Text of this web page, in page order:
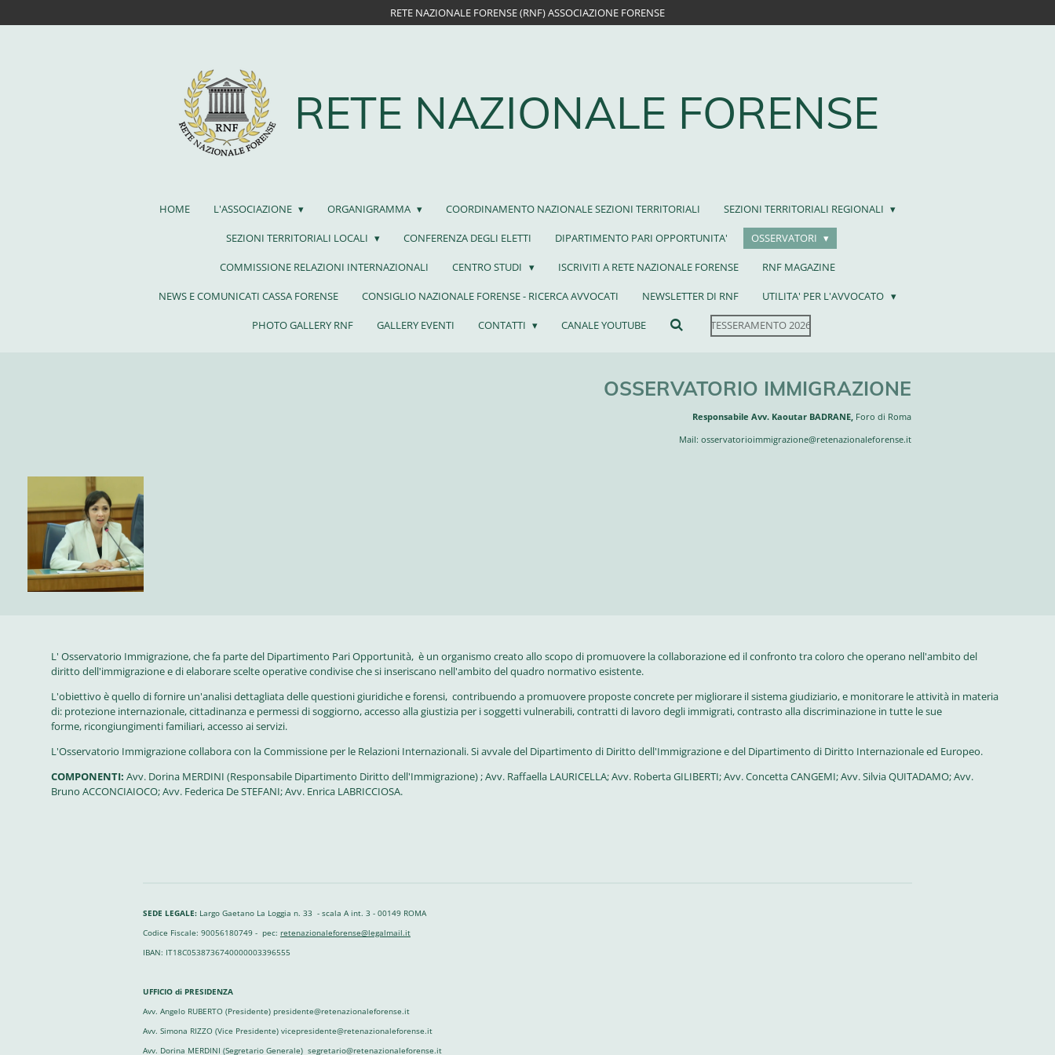
RETE NAZIONALE FORENSE (RNF) ASSOCIAZIONE FORENSE
RETE NAZIONALE FORENSE
HOME L'ASSOCIAZIONE ORGANIGRAMMA COORDINAMENTO NAZIONALE SEZIONI TERRITORIALI SEZIONI TERRITORIALI REGIONALI
SEZIONI TERRITORIALI LOCALI CONFERENZA DEGLI ELETTI DIPARTIMENTO PARI OPPORTUNITA' OSSERVATORI
COMMISSIONE RELAZIONI INTERNAZIONALI CENTRO STUDI ISCRIVITI A RETE NAZIONALE FORENSE RNF MAGAZINE
NEWS E COMUNICATI CASSA FORENSE CONSIGLIO NAZIONALE FORENSE - RICERCA AVVOCATI NEWSLETTER DI RNF UTILITA' PER L'AVVOCATO
PHOTO GALLERY RNF GALLERY EVENTI CONTATTI CANALE YOUTUBE TESSERAMENTO 2026
OSSERVATORIO IMMIGRAZIONE
ResponsabileAvv. Kaoutar BADRANE, Foro di Roma
Mail: osservatorioimmigrazione@retenazionaleforense.it
L' Osservatorio Immigrazione, che fa parte del Dipartimento Pari Opportunità, è un organismo creato allo scopo di promuovere la collaborazione ed il confronto tra coloro che operano nell'ambito del
diritto dell'immigrazione e di elaborare scelte operative condivise che si inseriscano nell'ambito del quadro normativo esistente.
L'obiettivo è quello di fornire un'analisi dettagliata delle questioni giuridiche e forensi, contribuendo a promuovere proposte concrete per migliorare il sistema giudiziario, e monitorare le attività in materia
di: protezione internazionale,cittadinanza e permessi di soggiorno,accesso alla giustizia per i soggetti vulnerabili,contratti di lavoro degli immigrati,contrasto alla discriminazione in tutte le sue
forme, ricongiungimenti familiari,accesso ai servizi.
L'Osservatorio Immigrazione collabora con la Commissione per le Relazioni Internazionali. Si avvale del Dipartimento di Diritto dell'Immigrazione e del Dipartimento di Diritto Internazionale ed Europeo.
COMPONENTI: Avv. Dorina MERDINI (Responsabile Dipartimento Diritto dell'Immigrazione) ; Avv. Raffaella LAURICELLA; Avv. Roberta GILIBERTI; Avv. Concetta CANGEMI; Avv. Silvia QUITADAMO; Avv.
Bruno ACCONCIAIOCO; Avv. Federica De STEFANI; Avv. Enrica LABRICCIOSA.
SEDE LEGALE: Largo Gaetano La Loggia n. 33 - scala A int. 3 - 00149 ROMA
Codice Fiscale: 90056180749 - pec: retenazionaleforense@legalmail.it
IBAN: IT18C0538736740000003396555
UFFICIO di PRESIDENZA
Avv. Angelo RUBERTO (Presidente) presidente@retenazionaleforense.it
Avv. Simona RIZZO (Vice Presidente) vicepresidente@retenazionaleforense.it
Avv. Dorina MERDINI (Segretario Generale) segretario@retenazionaleforense.it